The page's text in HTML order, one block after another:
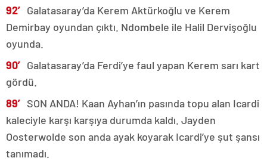
92′ Galatasaray’da Kerem Aktürkoğlu ve Kerem
Demirbay oyundan çıktı. Ndombele ile Halil Dervişoğlu
oyunda.
90′ Galatasaray’da Ferdi’ye faul yapan Kerem sarı kart
gördü.
89′ SON ANDA! Kaan Ayhan’ın pasında topu alan Icardi
kaleciyle karşı karşıya durumda kaldı. Jayden
Oosterwolde son anda ayak koyarak Icardi’ye şut şansı
tanımadı.